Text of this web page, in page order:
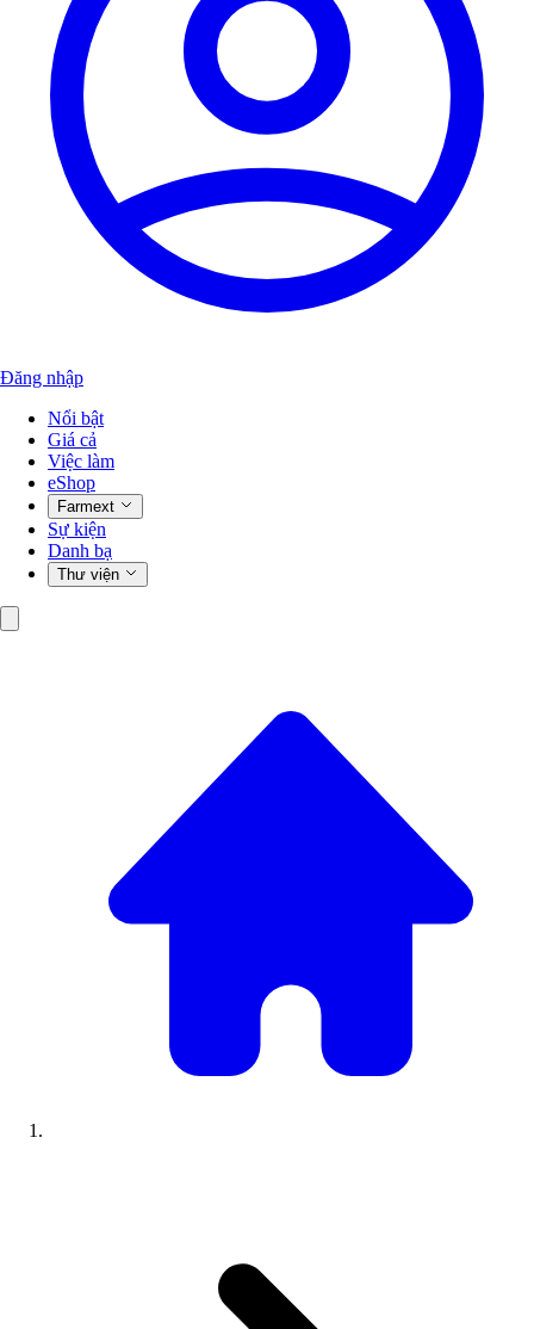
Đăng nhập
Nổi bật
Giá cả
Việc làm
eShop
Farmext
Sự kiện
Danh bạ
Thư viện